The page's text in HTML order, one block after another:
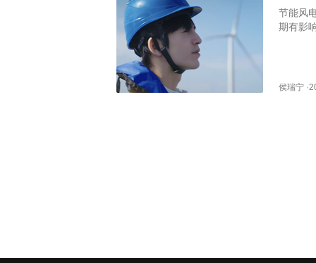
节能风
期有影
侯瑞宁 ·